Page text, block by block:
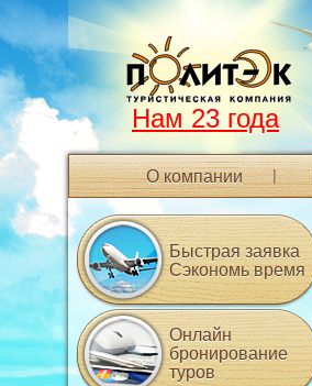
Нам 23 года
О компании
Быстрая заявка
Сэкономь время
Онлайн
бронирование
туров